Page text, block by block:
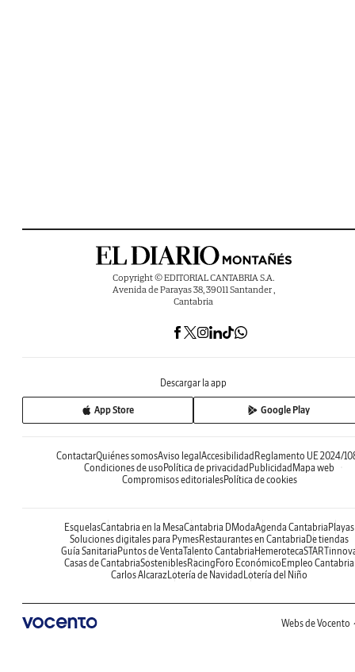
Copyright © EDITORIAL CANTABRIA S.A.
Avenida de Parayas 38, 39011 Santander ,
Cantabria
Descargar la app
App Store Google Play
ContactarQuiénes somosAviso legal Accesibilidad Reglamento UE 2024/
Condiciones de uso Política de privacidad Publicidad Mapa web
Compromisos editorialesPolítica de cookies
EsquelasCantabria en la MesaCantabria DModaAgenda Cantabria Playas
Soluciones digitales para PymesRestaurantes en Cantabria De tiendas
Guía Sanitaria Puntos de VentaTalento Cantabria Hemeroteca
Casas de CantabriaSosteniblesRacing Foro Económico Empleo Cantabria
Carlos Alcaraz Lotería de Navidad Lotería del Niño
Webs de Vocento